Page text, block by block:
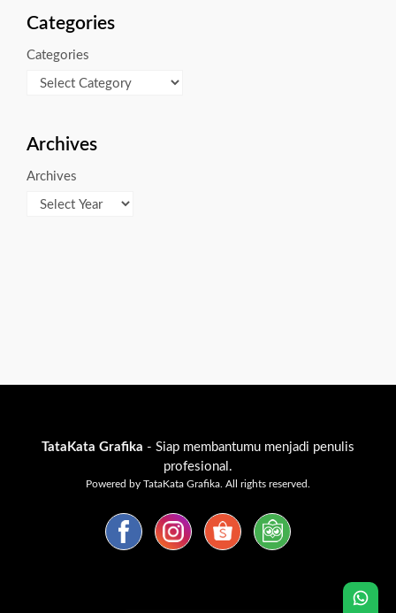
Categories
Categories
Archives
Archives
TataKata Grafika - Siap membantumu menjadi penulis
profesional.
Powered by TataKata Grafika. All rights reserved.